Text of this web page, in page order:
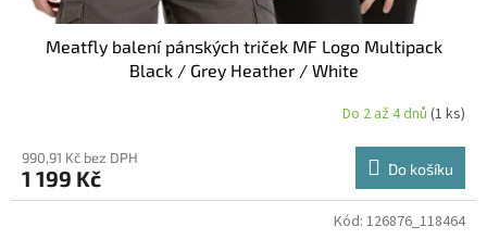
Meatfly balení pánských triček MF Logo Multipack
Black / Grey Heather / White
Do 2 až 4 dnů (1 ks)
990,91 Kč bez DPH
1 199 Kč Do košíku
Kód: 126876_118464